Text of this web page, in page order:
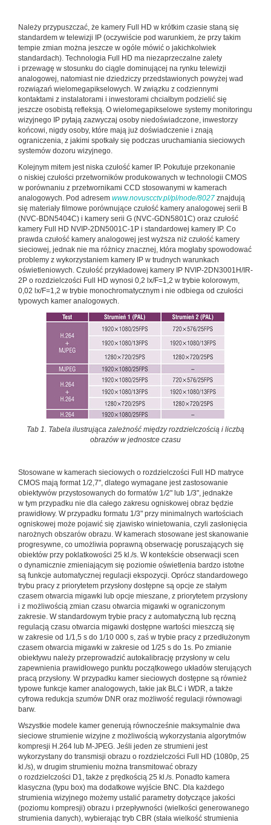
Należy przypuszczać, że kamery Full HD w krótkim czasie staną się
standardem w telewizji IP (oczywiście pod warunkiem, że przy takim
tempie zmian można jeszcze w ogóle mówić o jakichkolwiek
standardach). Technologia Full HD ma niezaprzeczalne zalety
i przewagę w stosunku do ciągle dominującej na rynku telewizji
analogowej, natomiast nie dziedziczy przedstawionych powyżej wad
rozwiązań wielomegapikselowych. W związku z codziennymi
kontaktami z instalatorami i inwestorami chciałbym podzielić się
jeszcze osobistą refleksją. O wielomegapikselowe systemy monitoringu
wizyjnego IP pytają zazwyczaj osoby niedoświadczone, inwestorzy
końcowi, nigdy osoby, które mają już doświadczenie i znają
ograniczenia, z jakimi spotkały się podczas uruchamiania sieciowych
systemów dozoru wizyjnego.
Kolejnym mitem jest niska czułość kamer IP. Pokutuje przekonanie
o niskiej czułości przetworników produkowanych w technologii CMOS
w porównaniu z przetwornikami CCD stosowanymi w kamerach
analogowych. Pod adresem www.novuscctv.pl/pl/node/8027 znajdują
się materiały filmowe porównujące czułość kamery analogowej serii B
(NVC-BDN5404C) i kamery serii G (NVC-GDN5801C) oraz czułość
kamery Full HD NVIP-2DN5001C-1P i standardowej kamery IP. Co
prawda czułość kamery analogowej jest wyższa niż czułość kamery
sieciowej, jednak nie ma różnicy znacznej, która mogłaby spowodować
problemy z wykorzystaniem kamery IP w trudnych warunkach
oświetleniowych. Czułość przykładowej kamery IP NVIP-2DN3001H/IR-
2P o rozdzielczości Full HD wynosi 0,2 lx/F=1,2 w trybie kolorowym,
0,02 lx/F=1,2 w trybie monochromatycznym i nie odbiega od czułości
typowych kamer analogowych.
Tab 1. Tabela ilustrująca zależność między rozdzielczością i liczbą
obrazów w jednostce czasu
Stosowane w kamerach sieciowych o rozdzielczości Full HD matryce
CMOS mają format 1/2,7", dlatego wymagane jest zastosowanie
obiektywów przystosowanych do formatów 1/2" lub 1/3", jednakże
w tym przypadku nie dla całego zakresu ogniskowej obraz będzie
prawidłowy. W przypadku formatu 1/3" przy minimalnych wartościach
ogniskowej może pojawić się zjawisko winietowania, czyli zasłonięcia
narożnych obszarów obrazu. W kamerach stosowane jest skanowanie
progresywne, co umożliwia poprawną obserwację poruszających się
obiektów przy poklatkowości 25 kl./s. W kontekście obserwacji scen
o dynamicznie zmieniającym się poziomie oświetlenia bardzo istotne
są funkcje automatycznej regulacji ekspozycji. Oprócz standardowego
trybu pracy z priorytetem przysłony dostępne są opcje ze stałym
czasem otwarcia migawki lub opcje mieszane, z priorytetem przysłony
i z możliwością zmian czasu otwarcia migawki w ograniczonym
zakresie. W standardowym trybie pracy z automatyczną lub ręczną
regulacją czasu otwarcia migawki dostępne wartości mieszczą się
w zakresie od 1/1,5 s do 1/10 000 s, zaś w trybie pracy z przedłużonym
czasem otwarcia migawki w zakresie od 1/25 s do 1s. Po zmianie
obiektywu należy przeprowadzić autokalibrację przysłony w celu
zapewnienia prawidłowego punktu początkowego układów sterujących
pracą przysłony. W przypadku kamer sieciowych dostępne są również
typowe funkcje kamer analogowych, takie jak BLC i WDR, a także
cyfrowa redukcja szumów DNR oraz możliwość regulacji równowagi
barw.
Wszystkie modele kamer generują równocześnie maksymalnie dwa
sieciowe strumienie wizyjne z możliwością wykorzystania algorytmów
kompresji H.264 lub M-JPEG. Jeśli jeden ze strumieni jest
wykorzystany do transmisji obrazu o rozdzielczości Full HD (1080p, 25
kl./s), w drugim strumieniu można transmitować obrazy
o rozdzielczości D1, także z prędkością 25 kl./s. Ponadto kamera
klasyczna (typu box) ma dodatkowe wyjście BNC. Dla każdego
strumienia wizyjnego możemy ustalić parametry dotyczące jakości
(poziomu kompresji) obrazu i przepływności (wielkości generowanego
strumienia danych), wybierając tryb CBR (stała wielkość strumienia